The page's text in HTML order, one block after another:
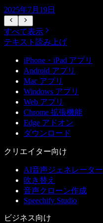
2025年7月19日
すべて表示
テキスト読み上げ
iPhone・iPad アプリ
Android アプリ
Mac アプリ
Windows アプリ
Web アプリ
Chrome 拡張機能
Edge アドオン
ダウンロード
クリエイター向け
AI音声ジェネレーター
吹き替え
音声クローン作成
Speechify Studio
ビジネス向け